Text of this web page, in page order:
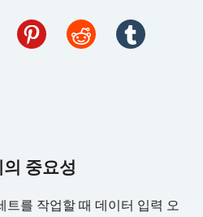
중요성
트를 작업할 때 데이터 입력 오